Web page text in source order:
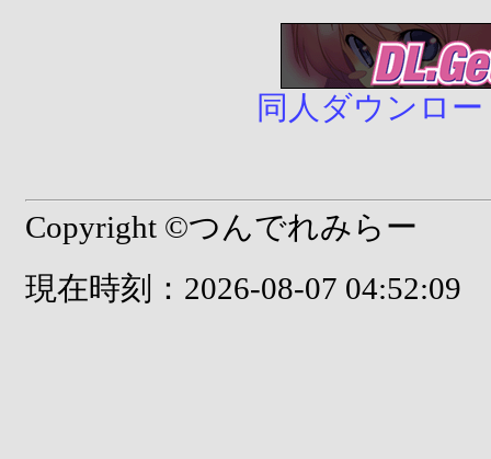
同人ダウンロー
Copyright ©つんでれみらー
現在時刻：2026-08-07 04:52:09